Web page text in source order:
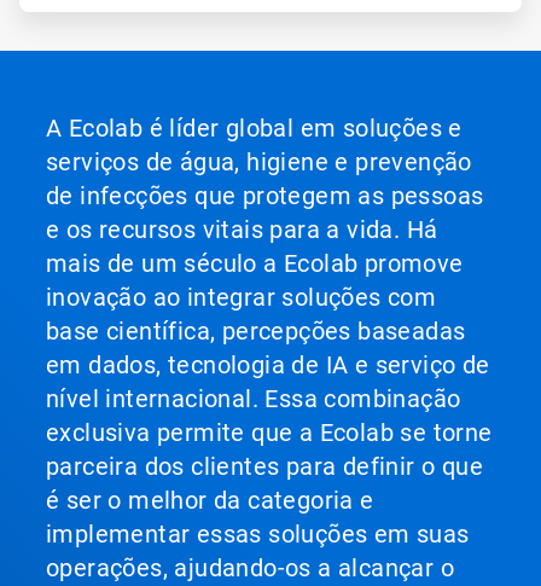
A Ecolab é líder global em soluções e
serviços de água, higiene e prevenção
de infecções que protegem as pessoas
e os recursos vitais para a vida. Há
mais de um século a Ecolab promove
inovação ao integrar soluções com
base científica, percepções baseadas
em dados, tecnologia de IA e serviço de
nível internacional. Essa combinação
exclusiva permite que a Ecolab se torne
parceira dos clientes para definir o que
é ser o melhor da categoria e
implementar essas soluções em suas
operações, ajudando-os a alcançar o